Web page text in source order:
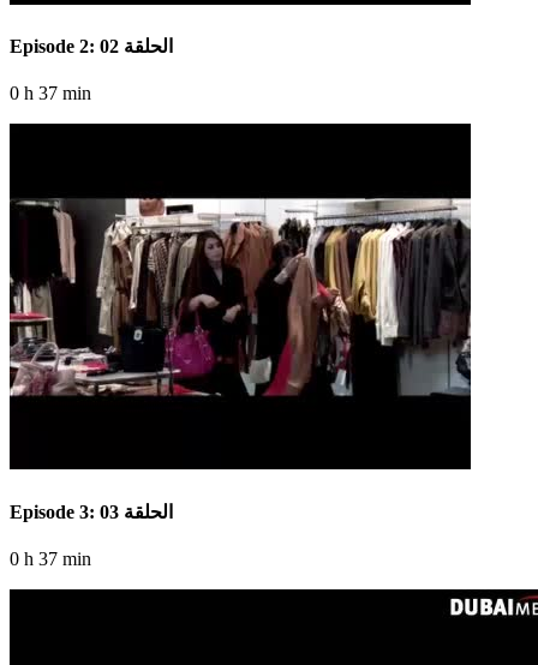
Episode 2: الحلقة 02
0 h 37 min
Episode 3: الحلقة 03
0 h 37 min